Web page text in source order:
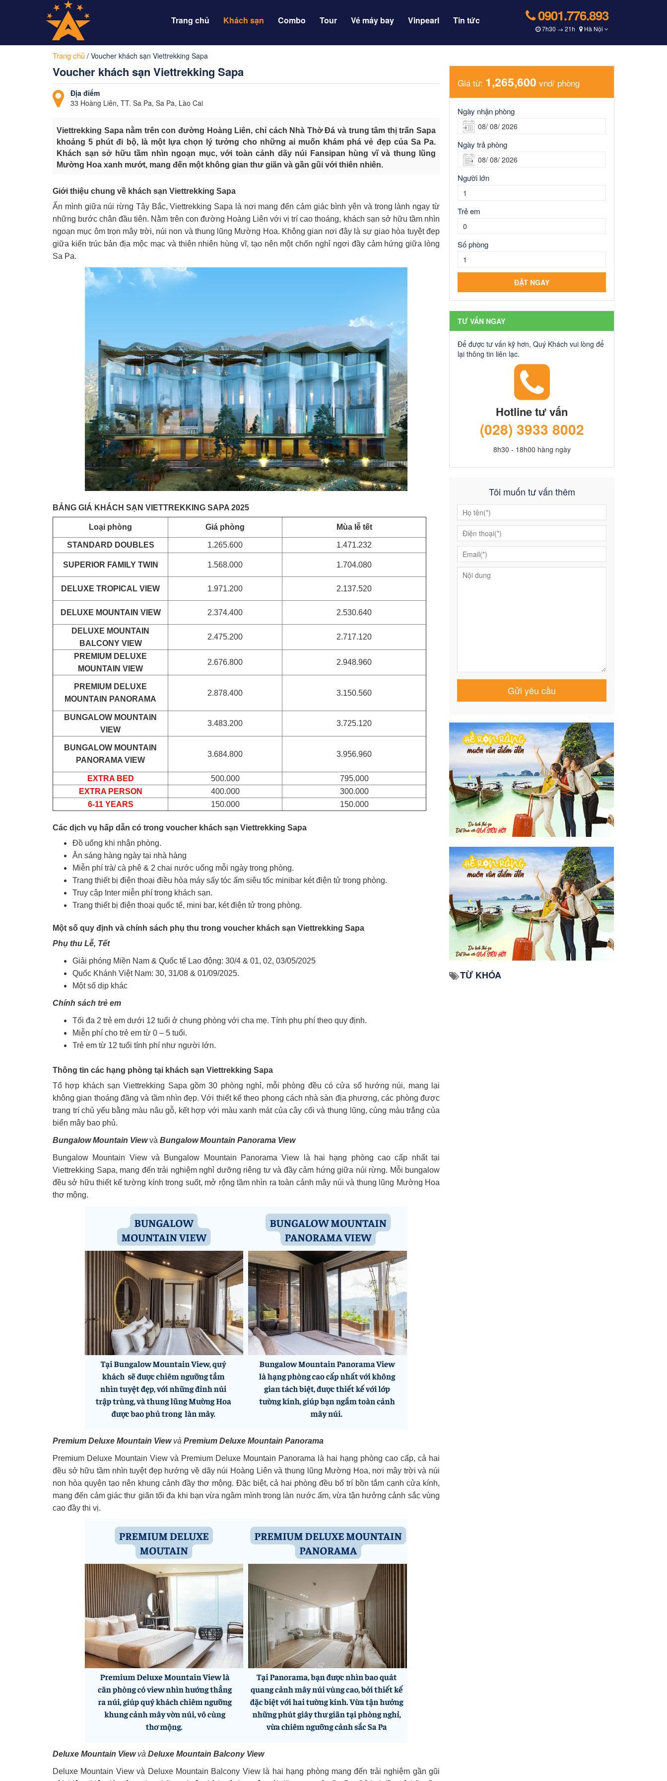
Trang chủ Khách sạn Combo Tour Vé máy bay Vinpearl Tin tức 0901.776.893
7h30 → 21h Hà Nội
Trang chủ / Voucher khách sạn Viettrekking Sapa
Voucher khách sạn Viettrekking Sapa
Địa điểm
33 Hoàng Liên, TT. Sa Pa, Sa Pa, Lào Cai
Viettrekking Sapa nằm trên con đường Hoàng Liên, chỉ cách Nhà Thờ Đá và trung tâm thị trấn Sapa
khoảng 5 phút đi bộ, là một lựa chọn lý tưởng cho những ai muốn khám phá vẻ đẹp của Sa Pa.
Khách sạn sở hữu tầm nhìn ngoạn mục, với toàn cảnh dãy núi Fansipan hùng vĩ và thung lũng
Mường Hoa xanh mướt, mang đến một không gian thư giãn và gần gũi với thiên nhiên.
Giới thiệu chung về khách sạn Viettrekking Sapa
Ẩn mình giữa núi rừng Tây Bắc, Viettrekking Sapa là nơi mang đến cảm giác bình yên và trong lành ngay từ
những bước chân đầu tiên. Nằm trên con đường Hoàng Liên với vị trí cao thoáng, khách sạn sở hữu tầm nhìn
ngoạn mục ôm trọn mây trời, núi non và thung lũng Mường Hoa. Không gian nơi đây là sự giao hòa tuyệt đẹp
giữa kiến trúc bản địa mộc mạc và thiên nhiên hùng vĩ, tạo nên một chốn nghỉ ngơi đầy cảm hứng giữa lòng
Sa Pa.
BẢNG GIÁ KHÁCH SẠN VIETTREKKING SAPA 2025
Loại phòng Giá phòng Mùa lễ tết
STANDARD DOUBLES 1.265.600 1.471.232
SUPERIOR FAMILY TWIN 1.568.000 1.704.080
DELUXE TROPICAL VIEW 1.971.200 2.137.520
DELUXE MOUNTAIN VIEW 2.374.400 2.530.640
DELUXE MOUNTAIN
BALCONY VIEW
2.475.200 2.717.120
PREMIUM DELUXE
MOUNTAIN VIEW
2.676.800 2.948.960
PREMIUM DELUXE
MOUNTAIN PANORAMA
2.878.400 3.150.560
BUNGALOW MOUNTAIN
VIEW
3.483.200 3.725.120
BUNGALOW MOUNTAIN
PANORAMA VIEW
3.684.800 3.956.960
EXTRA BED 500.000
795.000
EXTRA PERSON
400.000
300.000
6-11 YEARS
150.000 150.000
Các dịch vụ hấp dẫn có trong voucher khách sạn Viettrekking Sapa
Đồ uống khi nhận phòng.
Ăn sáng hàng ngày tại nhà hàng
Miễn phí trà/ cà phê & 2 chai nước uống mỗi ngày trong phòng.
Trang thiết bị điện thoại điều hòa máy sấy tóc ấm siêu tốc minibar két điện tử trong phòng.
Truy cập Inter miễn phí trong khách sạn.
Trang thiết bị điện thoại quốc tế, mini bar, két điện tử trong phòng.
Một số quy định và chính sách phụ thu trong voucher khách sạn Viettrekking Sapa
Phụ thu Lễ, Tết
Giải phóng Miền Nam & Quốc tế Lao động: 30/4 & 01, 02, 03/05/2025
Quốc Khánh Việt Nam: 30, 31/08 & 01/09/2025.
Một số dịp khác
Chính sách trẻ em
Tối đa 2 trẻ em dưới 12 tuổi ở chung phòng với cha mẹ. Tính phụ phí theo quy định.
Miễn phí cho trẻ em từ 0 – 5 tuổi.
Trẻ em từ 12 tuổi tính phí như người lớn.
Thông tin các hạng phòng tại khách sạn Viettrekking Sapa
Tổ hợp khách sạn Viettrekking Sapa gồm 30 phòng nghỉ, mỗi phòng đều có cửa sổ hướng núi, mang lại
không gian thoáng đãng và tầm nhìn đẹp. Với thiết kế theo phong cách nhà sàn địa phương, các phòng được
trang trí chủ yếu bằng màu nâu gỗ, kết hợp với màu xanh mát của cây cối và thung lũng, cùng màu trắng của
biển mây bao phủ.
Bungalow Mountain Viewvà Bungalow Mountain Panorama View
Bungalow Mountain View và Bungalow Mountain Panorama View là hai hạng phòng cao cấp nhất tại
Viettrekking Sapa, mang đến trải nghiệm nghỉ dưỡng riêng tư và đầy cảm hứng giữa núi rừng. Mỗi bungalow
đều sở hữu thiết kế tường kính trong suốt, mở rộng tầm nhìn ra toàn cảnh mây núi và thung lũng Mường Hoa
thơ mộng.
Premium Deluxe Mountain Viewvà Premium Deluxe Mountain Panorama
Premium Deluxe Mountain View và Premium Deluxe Mountain Panorama là hai hạng phòng cao cấp, cả hai
đều sở hữu tầm nhìn tuyệt đẹp hướng về dãy núi Hoàng Liên và thung lũng Mường Hoa, nơi mây trời và núi
non hòa quyện tạo nên khung cảnh đầy thơ mộng. Đặc biệt, cả hai phòng đều bố trí bồn tắm cạnh cửa kính,
mang đến cảm giác thư giãn tối đa khi bạn vừa ngâm mình trong làn nước ấm, vừa tận hưởng cảnh sắc vùng
cao đầy thi vị.
Deluxe Mountain Viewvà Deluxe Mountain Balcony View
Deluxe Mountain View và Deluxe Mountain Balcony View là hai hạng phòng mang đến trải nghiệm gần gũi
Giá từ: 1,265,600 vnd/ phòng
Ngày nhận phòng
Ngày trả phòng
Người lớn
Trẻ em
Số phòng
TƯ VẤN NGAY
Để được tư vấn kỹ hơn, Quý Khách vui lòng để
lại thông tin liên lạc.
Hotline tư vấn
(028) 3933 8002
8h30 - 18h00 hàng ngày
Tôi muốn tư vấn thêm
TỪ KHÓA